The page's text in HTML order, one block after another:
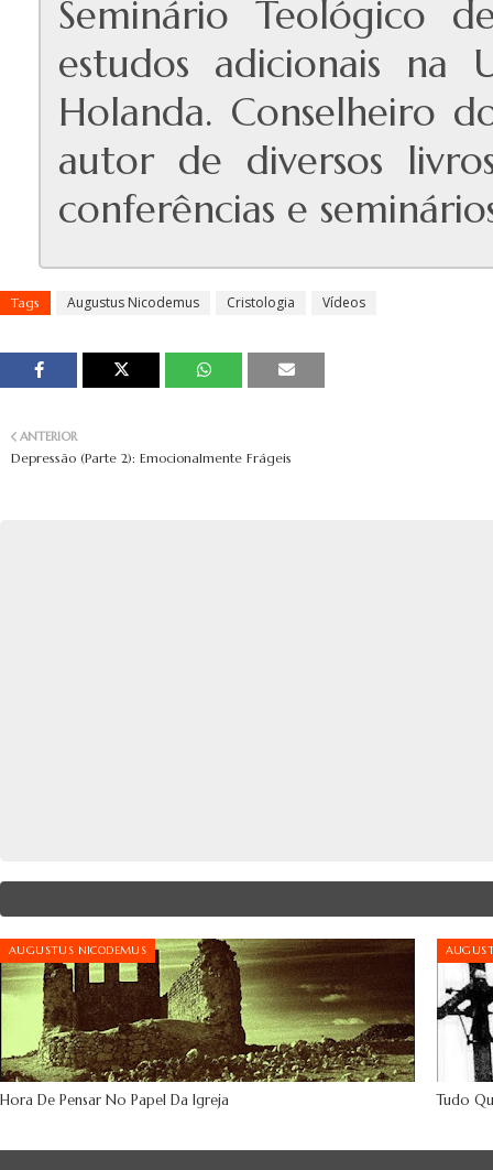
Seminário Teológico
estudos adicionais na
Holanda. Conselheiro
autor de diversos
conferências e
Tags Augustus Nicodemus Cristologia Vídeos
ANTERIOR
Depressão (Parte 2): Emocionalmente Frágeis
AUGUSTUS NICODEMUS
Hora De Pensar No Papel Da Igreja Tudo